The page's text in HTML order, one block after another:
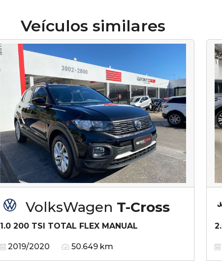
Veículos similares
VolksWagen T-Cross
1.0 200 TSI TOTAL FLEX MANUAL
2019/2020 50.649 km